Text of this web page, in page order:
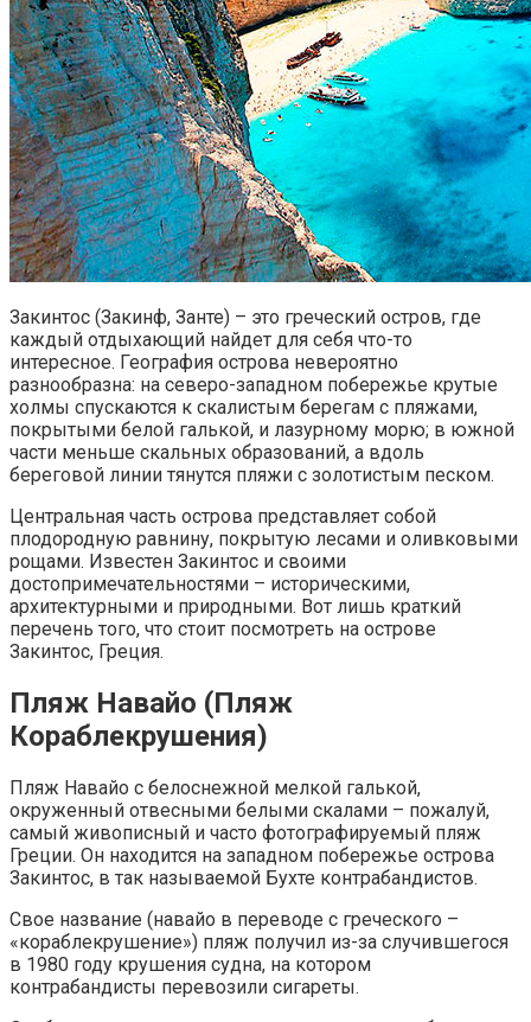
Закинтос (Закинф, Занте) – это греческий остров, где
каждый отдыхающий найдет для себя что-то
интересное. География острова невероятно
разнообразна: на северо-западном побережье крутые
холмы спускаются к скалистым берегам с пляжами,
покрытыми белой галькой, и лазурному морю; в южной
части меньше скальных образований, а вдоль
береговой линии тянутся пляжи с золотистым песком.
Центральная часть острова представляет собой
плодородную равнину, покрытую лесами и оливковыми
рощами. Известен Закинтос и своими
достопримечательностями – историческими,
архитектурными и природными. Вот лишь краткий
перечень того, что стоит посмотреть на острове
Закинтос, Греция.
Пляж Навайо (Пляж
Кораблекрушения)
Пляж Навайо с белоснежной мелкой галькой,
окруженный отвесными белыми скалами – пожалуй,
самый живописный и часто фотографируемый пляж
Греции. Он находится на западном побережье острова
Закинтос, в так называемой Бухте контрабандистов.
Свое название (навайо в переводе с греческого –
«кораблекрушение») пляж получил из-за случившегося
в 1980 году крушения судна, на котором
контрабандисты перевозили сигареты.